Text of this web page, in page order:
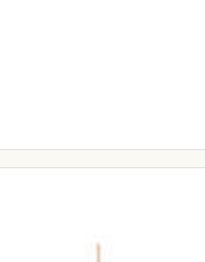
9,95